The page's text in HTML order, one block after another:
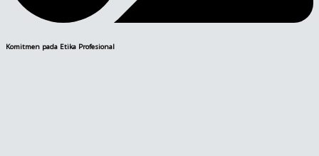
Komitmen pada Etika Profesional